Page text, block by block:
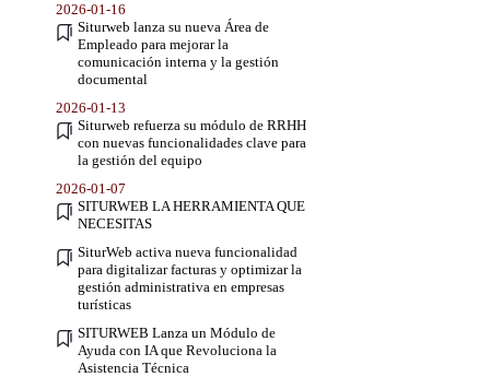
2026-01-16
Siturweb lanza su nueva Área de
Empleado para mejorar la
comunicación interna y la gestión
documental
2026-01-13
Siturweb refuerza su módulo de RRHH
con nuevas funcionalidades clave para
la gestión del equipo
2026-01-07
SITURWEB LA HERRAMIENTA QUE
NECESITAS
SiturWeb activa nueva funcionalidad
para digitalizar facturas y optimizar la
gestión administrativa en empresas
turísticas
SITURWEB Lanza un Módulo de
Ayuda con IA que Revoluciona la
Asistencia Técnica